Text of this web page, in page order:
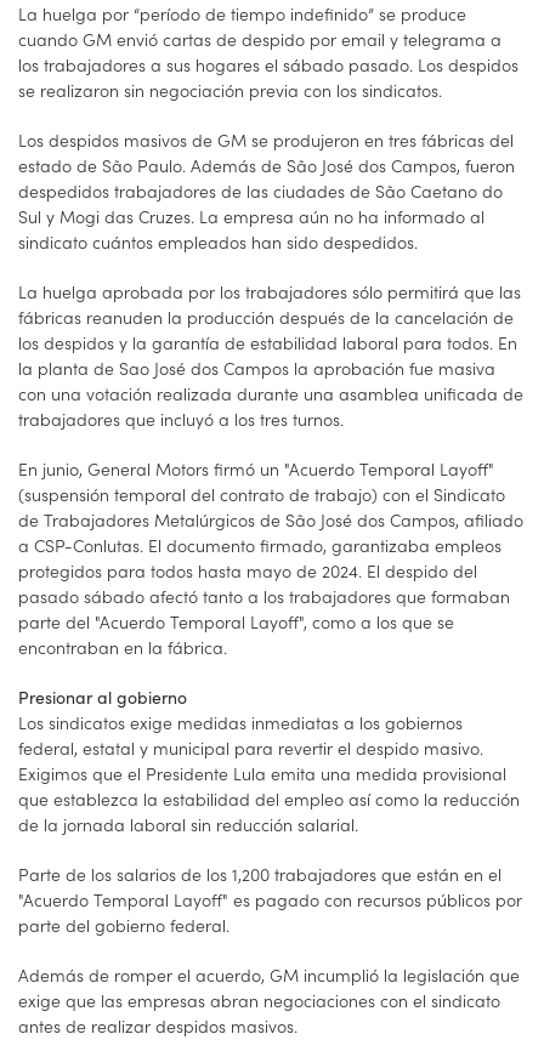
La huelga por “período de tiempo indefinido” se produce
cuando GM envió cartas de despido por email y telegrama a
los trabajadores a sus hogares el sábado pasado. Los despidos
se realizaron sin negociación previa con los sindicatos.
Los despidos masivos de GM se produjeron en tres fábricas del
estado de São Paulo. Además de São José dos Campos, fueron
despedidos trabajadores de las ciudades de São Caetano do
Sul y Mogi das Cruzes. La empresa aún no ha informado al
sindicato cuántos empleados han sido despedidos.
La huelga aprobada por los trabajadores sólo permitirá que las
fábricas reanuden la producción después de la cancelación de
los despidos y la garantía de estabilidad laboral para todos. En
la planta de Sao José dos Campos la aprobación fue masiva
con una votación realizada durante una asamblea unificada de
trabajadores que incluyó a los tres turnos.
En junio, General Motors firmó un "Acuerdo Temporal Layoff"
(suspensión temporal del contrato de trabajo) con el Sindicato
de Trabajadores Metalúrgicos de São José dos Campos, afiliado
a CSP-Conlutas. El documento firmado, garantizaba empleos
protegidos para todos hasta mayo de 2024. El despido del
pasado sábado afectó tanto a los trabajadores que formaban
parte del "Acuerdo Temporal Layoff", como a los que se
encontraban en la fábrica.
Presionar al gobierno
Los sindicatos exige medidas inmediatas a los gobiernos
federal, estatal y municipal para revertir el despido masivo.
Exigimos que el Presidente Lula emita una medida provisional
que establezca la estabilidad del empleo así como la reducción
de la jornada laboral sin reducción salarial.
Parte de los salarios de los 1,200 trabajadores que están en el
"Acuerdo Temporal Layoff" es pagado con recursos públicos por
parte del gobierno federal.
Además de romper el acuerdo, GM incumplió la legislación que
exige que las empresas abran negociaciones con el sindicato
antes de realizar despidos masivos.